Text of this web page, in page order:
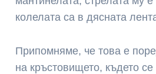
колелата са в дясната
Припомняме, че това е
на кръстовището, където